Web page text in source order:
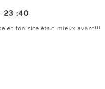
23 :40
et ton site était mieux avant!!!